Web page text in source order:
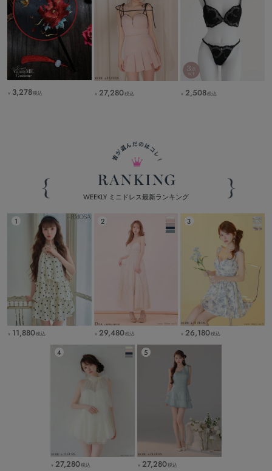
￥ 3,278税込 ￥ 27,280税込 ￥ 2,508税込
WEEKLY ミニドレス最新ランキング
￥ 11,880税込 ￥ 29,480税込 ￥ 26,180税込
￥ 27,280税込 ￥ 27,280税込